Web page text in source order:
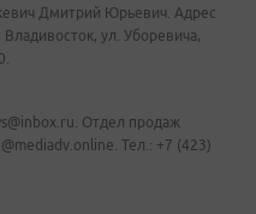
Дмитрий Юрьевич. Адрес
ул. Уборевича,
Отдел продаж
Тел.: +7 (423)